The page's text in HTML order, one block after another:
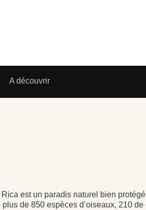
A découvrir
est un paradis naturel bien
de 850 espèces d’oiseaux, 210